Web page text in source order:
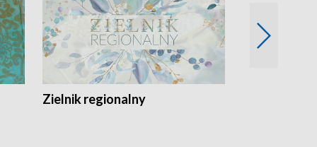
Zielnik regionalny